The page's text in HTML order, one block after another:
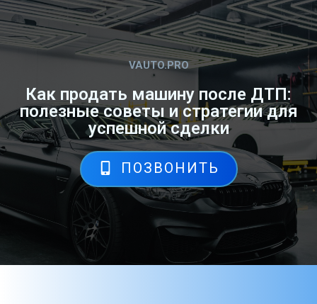
VAUTO.PRO
Как продать машину после ДТП:
полезные советы и стратегии для
успешной сделки
ПОЗВОНИТЬ